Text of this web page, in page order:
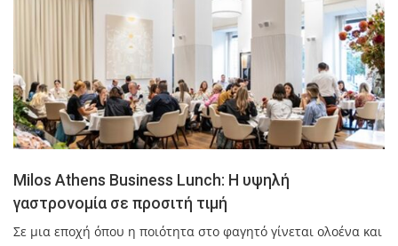
Milos Athens Business Lunch: Η υψηλή
γαστρονομία σε προσιτή τιμή
Σε μια εποχή όπου η ποιότητα στο φαγητό γίνεται ολοένα και